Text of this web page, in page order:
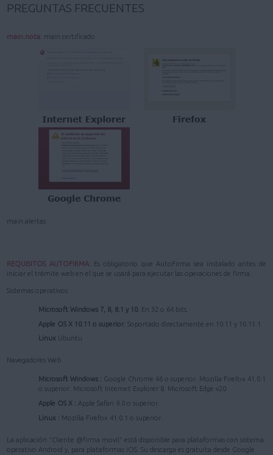
PREGUNTAS FRECUENTES
main.nota: main.certificado
main.alertas
REQUISITOS AUTOFIRMA: Es obligatorio que AutoFirma sea instalado antes de
iniciar el trámite web en el que se usará para ejecutar las operaciones de firma.
Sistemas operativos
Microsoft Windows 7, 8, 8.1 y 10. En 32 o 64 bits.
Apple OS X 10.11 o superior. Soportado directamente en 10.11 y 10.11.1.
Linux Ubuntu
Navegadores Web
Microsoft Windows : Google Chrome 46 o superior. Mozilla Firefox 41.0.1
o superior. Microsoft Internet Explorer 8. Microsoft Edge v20
Apple OS X : Apple Safari 9.0 o superior.
Linux : Mozilla Firefox 41.0.1 o superior.
La aplicación "Cliente @firma movil" está disponible para plataformas con sistema
operativo Android y, para plataformas iOS. Su descarga es gratuita desde Google